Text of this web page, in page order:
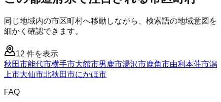
同じ地域内の市区町村へ移動しながら、検索語の地域意図を
細かく確認できます。
12 件を表示
秋田市能代市横手市大館市男鹿市湯沢市鹿角市由利本荘市潟
上市大仙市北秋田市にかほ市
FAQ